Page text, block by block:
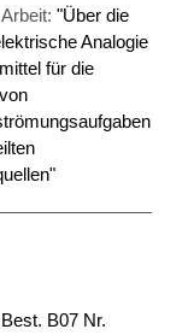
"Über die
Analogie
für die
B07 Nr.